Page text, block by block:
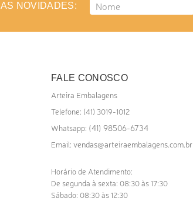
NOVIDADES:
FALE CONOSCO
Arteira Embalagens
Telefone: (41) 3019-1012
Whatsapp: (41) 98506-6734
Email: vendas@arteiraembalagens.com.br
Horário de Atendimento:
De segunda à sexta: 08:30 às 17:30
Sábado: 08:30 às 12:30